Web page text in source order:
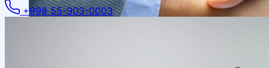
+998 55-903-0003